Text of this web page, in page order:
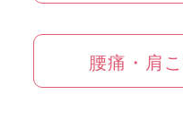
腰痛・肩こ